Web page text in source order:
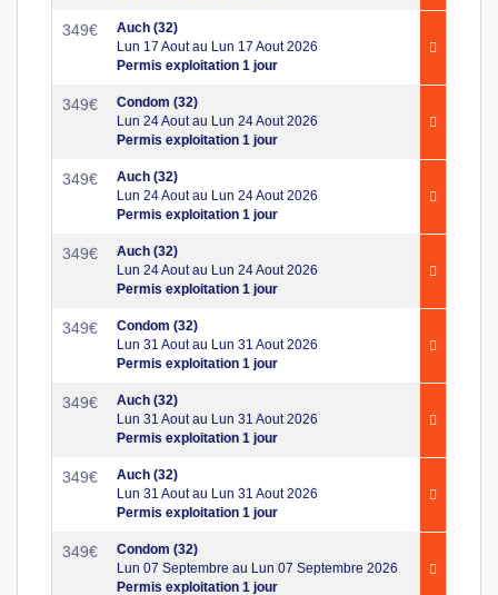
349€
Auch (32)
Lun 17 Aout au Lun 17 Aout 2026
Permis exploitation 1 jour
349€
Condom (32)
Lun 24 Aout au Lun 24 Aout 2026
Permis exploitation 1 jour
349€
Auch (32)
Lun 24 Aout au Lun 24 Aout 2026
Permis exploitation 1 jour
349€
Auch (32)
Lun 24 Aout au Lun 24 Aout 2026
Permis exploitation 1 jour
349€
Condom (32)
Lun 31 Aout au Lun 31 Aout 2026
Permis exploitation 1 jour
349€
Auch (32)
Lun 31 Aout au Lun 31 Aout 2026
Permis exploitation 1 jour
349€
Auch (32)
Lun 31 Aout au Lun 31 Aout 2026
Permis exploitation 1 jour
349€
Condom (32)
Lun 07 Septembre au Lun 07 Septembre 2026
Permis exploitation 1 jour